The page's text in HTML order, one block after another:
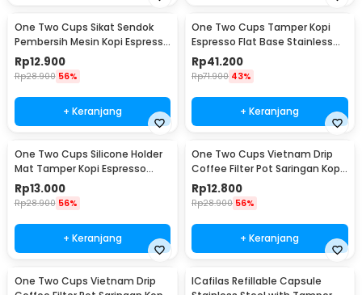
One Two Cups Sikat Sendok
Pembersih Mesin Kopi Espresso
2in1 - 8809
Rp12.900
Rp28.900 56%
+ Keranjang
One Two Cups Tamper Kopi
Espresso Flat Base Stainless
Steel 51mm - SS51
Rp41.200
Rp71.900 43%
+ Keranjang
One Two Cups Silicone Holder
Mat Tamper Kopi Espresso
Barista - 0310
Rp13.000
Rp28.900 56%
+ Keranjang
One Two Cups Vietnam Drip
Coffee Filter Pot Saringan Kopi
124ml 7Q - LC1
Rp12.800
Rp28.900 56%
+ Keranjang
One Two Cups Vietnam Drip
ICafilas Refillable Capsule